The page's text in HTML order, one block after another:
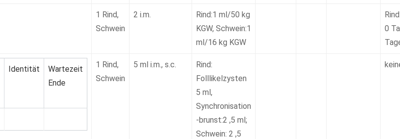
1 Rind,
Schwein
2 i.m.
Rind:1 ml/50 kg
KGW, Schwein:1
ml/16 kg KGW
0
Identität
Wartezeit
Ende
1 Rind,
Schwein
5 ml i.m., s.c.
Rind:
Folllikelzysten
5 ml,
Synchronisation
-brunst:2 ,5 ml;
Schwein: 2 ,5